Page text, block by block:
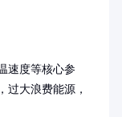
速度等核心参
过大浪费能源，